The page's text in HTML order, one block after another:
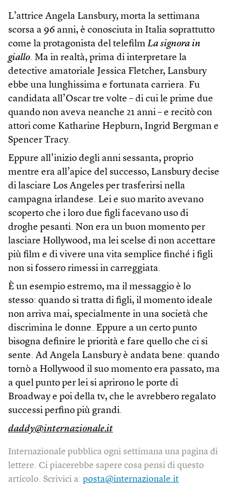
L’attrice Angela Lansbury, morta la settimana
scorsa a 96 anni, è conosciuta in Italia soprattutto
come la protagonista del telefilm La signora in
giallo. Ma in realtà, prima di interpretare la
detective amatoriale Jessica Fletcher, Lansbury
ebbe una lunghissima e fortunata carriera. Fu
candidata all’Oscar tre volte – di cui le prime due
quando non aveva neanche 21 anni – e recitò con
attori come Katharine Hepburn, Ingrid Bergman e
Spencer Tracy.
Eppure all’inizio degli anni sessanta, proprio
mentre era all’apice del successo, Lansbury decise
di lasciare Los Angeles per trasferirsi nella
campagna irlandese. Lei e suo marito avevano
scoperto che i loro due figli facevano uso di
droghe pesanti. Non era un buon momento per
lasciare Hollywood, ma lei scelse di non accettare
più film e di vivere una vita semplice finché i figli
non si fossero rimessi in carreggiata.
È un esempio estremo, ma il messaggio è lo
stesso: quando si tratta di figli, il momento ideale
non arriva mai, specialmente in una società che
discrimina le donne. Eppure a un certo punto
bisogna definire le priorità e fare quello che ci si
sente. Ad Angela Lansbury è andata bene: quando
tornò a Hollywood il suo momento era passato, ma
a quel punto per lei si aprirono le porte di
Broadway e poi della tv, che le avrebbero regalato
successi perfino più grandi.
daddy@internazionale.it
Internazionale pubblica ogni settimana una pagina di
lettere. Ci piacerebbe sapere cosa pensi di questo
articolo. Scrivici a: posta@internazionale.it